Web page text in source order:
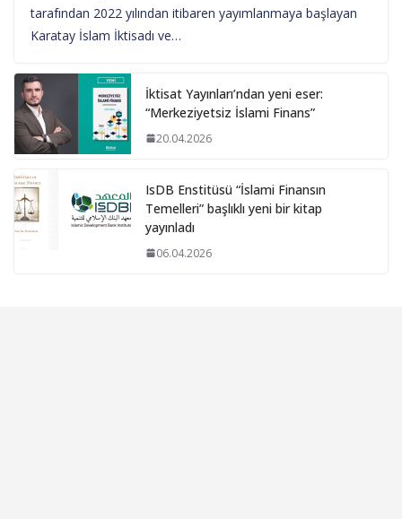
tarafından 2022 yılından itibaren yayımlanmaya başlayan
Karatay İslam İktisadı ve…
İktisat Yayınları’ndan yeni eser:
“Merkeziyetsiz İslami Finans”
20.04.2026
IsDB Enstitüsü “İslami Finansın
Temelleri” başlıklı yeni bir kitap
yayınladı
06.04.2026